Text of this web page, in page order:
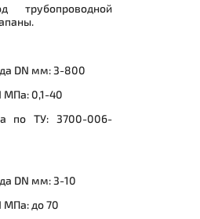
трубопроводной
DN мм: 3-800
МПа: 0,1-40
по ТУ: 3700-006-
DN мм: 3-10
МПа: до 70